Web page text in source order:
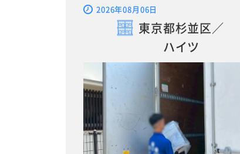
2026年08月06日
東京都杉並区／
ハイツ